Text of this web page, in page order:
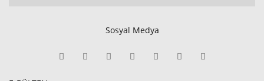
Sosyal Medya